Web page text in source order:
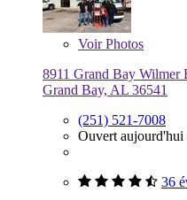
VoirPhotos
8911 Grand Bay Wilmer
Grand Bay, AL 36541
(251) 521-7008
Ouvert aujourd'hui
36